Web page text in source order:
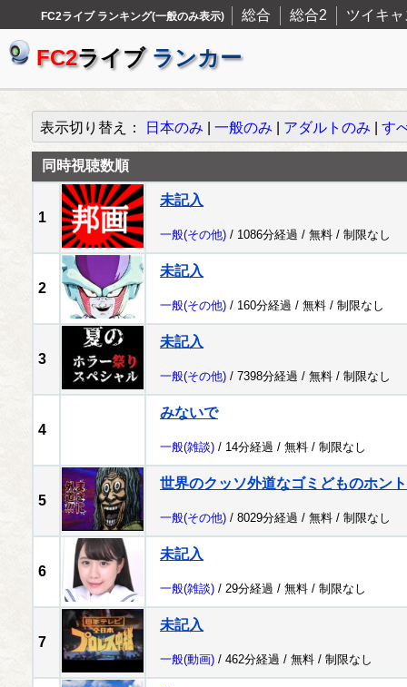
FC2ライブ ランキング(一般のみ表示) 総合 総合2 ツイキャ
FC2ライブ ランカー
表示切り替え： 日本のみ 一般のみ アダルトのみ す
同時視聴数順
1
未記入
一般(その他) / 1086分経過 / 無料 / 制限なし
2
未記入
一般(その他) / 160分経過 / 無料 / 制限なし
3
未記入
一般(その他) / 7398分経過 / 無料 / 制限なし
4
みないで
一般(雑談) / 14分経過 / 無料 / 制限なし
5
世界のクッソ外道なゴミどものホン
一般(その他) / 8029分経過 / 無料 / 制限なし
6
未記入
一般(雑談) / 29分経過 / 無料 / 制限なし
7
未記入
一般(動画) / 462分経過 / 無料 / 制限なし